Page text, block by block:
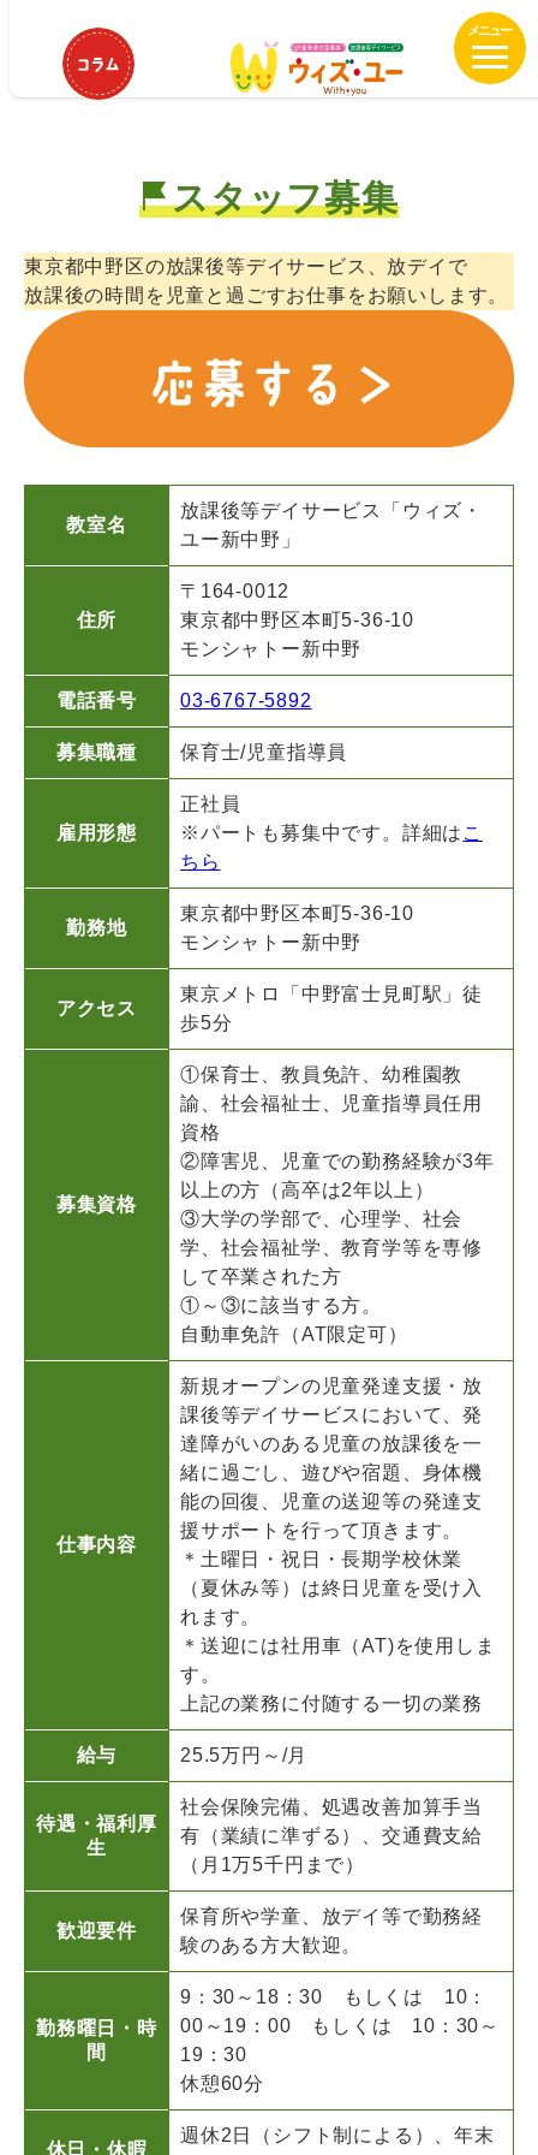
へ
移
動
ウィズ・ユー新中野 保育士/児童指
導員正社員募集中！
スタッフ募集
東京都中野区の放課後等デイサービス、放デイで
放課後の時間を児童と過ごすお仕事をお願いします。
教室名
放課後等デイサービス「ウィズ・
ユー新中野」
住所
〒164-0012
東京都中野区本町5-36-10
モンシャトー新中野
電話番号 03-6767-5892
募集職種 保育士/児童指導員
雇用形態
正社員
※パートも募集中です。詳細は こ
ちら
勤務地
東京都中野区本町5-36-10
モンシャトー新中野
アクセス
東京メトロ「中野富士見町駅」徒
歩5分
募集資格
①保育士、教員免許、幼稚園教
諭、社会福祉士、児童指導員任用
資格
②障害児、児童での勤務経験が3年
以上の方（高卒は2年以上）
③大学の学部で、心理学、社会
学、社会福祉学、教育学等を専修
して卒業された方
①～③に該当する方。
自動車免許（AT限定可）
仕事内容
新規オープンの児童発達支援・放
課後等デイサービスにおいて、発
達障がいのある児童の放課後を一
緒に過ごし、遊びや宿題、身体機
能の回復、児童の送迎等の発達支
援サポートを行って頂きます。
＊土曜日・祝日・長期学校休業
（夏休み等）は終日児童を受け入
れます。
＊送迎には社用車（AT)を使用しま
す。
上記の業務に付随する一切の業務
給与 25.5万円～/月
待遇・福利厚
生
社会保険完備、処遇改善加算手当
有（業績に準ずる）、交通費支給
（月1万5千円まで）
歓迎要件
保育所や学童、放デイ等で勤務経
験のある方大歓迎。
勤務曜日・時
間
9：30～18：30 もしくは 10：
00～19：00 もしくは 10：30～
19：30
休憩60分
休日・休暇
週休2日（シフト制による）、年末